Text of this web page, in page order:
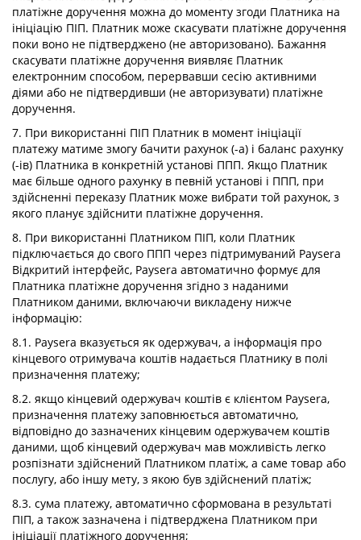
платіжне доручення можна до моменту згоди Платника на
ініціацію ПІП. Платник може скасувати платіжне доручення
поки воно не підтверджено (не авторизовано). Бажання
скасувати платіжне доручення виявляє Платник
електронним способом, перервавши сесію активними
діями або не підтвердивши (не авторизувати) платіжне
доручення.
7. При використанні ПІП Платник в момент ініціації
платежу матиме змогу бачити рахунок (-а) і баланс рахунку
(-ів) Платника в конкретній установі ППП. Якщо Платник
має більше одного рахунку в певній установі і ППП, при
здійсненні переказу Платник може вибрати той рахунок, з
якого планує здійснити платіжне доручення.
8. При використанні Платником ПІП, коли Платник
підключається до свого ППП через підтримуваний Paysera
Відкритий інтерфейс, Paysera автоматично формує для
Платника платіжне доручення згідно з наданими
Платником даними, включаючи викладену нижче
інформацію:
8.1. Paysera вказується як одержувач, а інформація про
кінцевого отримувача коштів надається Платнику в полі
призначення платежу;
8.2. якщо кінцевий одержувач коштів є клієнтом Paysera,
призначення платежу заповнюється автоматично,
відповідно до зазначених кінцевим одержувачем коштів
даними, щоб кінцевий одержувач мав можливість легко
розпізнати здійснений Платником платіж, а саме товар або
послугу, або іншу мету, з якою був здійснений платіж;
8.3. сума платежу, автоматично сформована в результаті
ПІП, а також зазначена і підтверджена Платником при
ініціації платіжного доручення;